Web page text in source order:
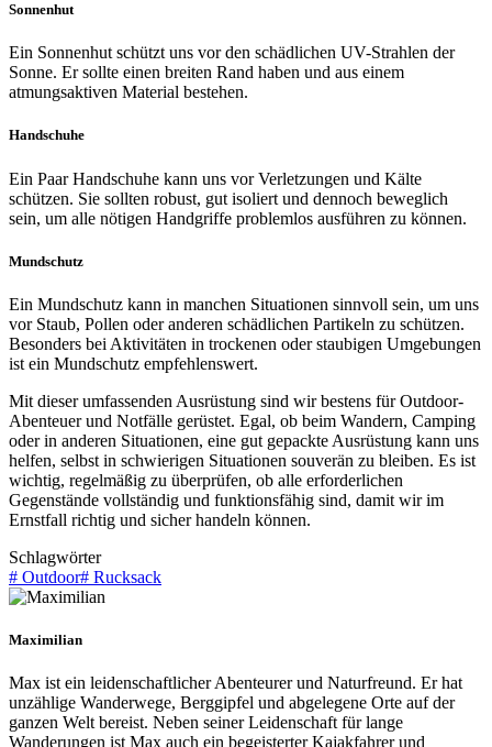
Sonnenhut
Ein Sonnenhut schützt uns vor den schädlichen UV-Strahlen der
Sonne. Er sollte einen breiten Rand haben und aus einem
atmungsaktiven Material bestehen.
Handschuhe
Ein Paar Handschuhe kann uns vor Verletzungen und Kälte
schützen. Sie sollten robust, gut isoliert und dennoch beweglich
sein, um alle nötigen Handgriffe problemlos ausführen zu können.
Mundschutz
Ein Mundschutz kann in manchen Situationen sinnvoll sein, um uns
vor Staub, Pollen oder anderen schädlichen Partikeln zu schützen.
Besonders bei Aktivitäten in trockenen oder staubigen Umgebungen
ist ein Mundschutz empfehlenswert.
Mit dieser umfassenden Ausrüstung sind wir bestens für Outdoor-
Abenteuer und Notfälle gerüstet. Egal, ob beim Wandern, Camping
oder in anderen Situationen, eine gut gepackte Ausrüstung kann uns
helfen, selbst in schwierigen Situationen souverän zu bleiben. Es ist
wichtig, regelmäßig zu überprüfen, ob alle erforderlichen
Gegenstände vollständig und funktionsfähig sind, damit wir im
Ernstfall richtig und sicher handeln können.
Schlagwörter
# Outdoor# Rucksack
Maximilian
Max ist ein leidenschaftlicher Abenteurer und Naturfreund. Er hat
unzählige Wanderwege, Berggipfel und abgelegene Orte auf der
ganzen Welt bereist. Neben seiner Leidenschaft für lange
Wanderungen ist Max auch ein begeisterter Kajakfahrer und